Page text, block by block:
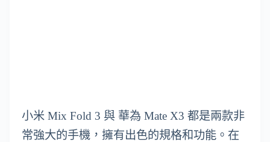
小米 Mix Fold 3 與 華為 Mate X3 都是兩款非
常強大的手機，擁有出色的規格和功能。在